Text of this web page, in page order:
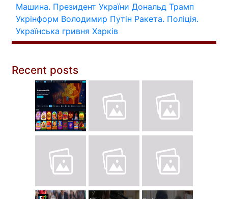
Машина. Президент України Дональд Трамп
Укрінформ Володимир Путін Ракета. Поліція.
Українська гривня Харків
Recent posts